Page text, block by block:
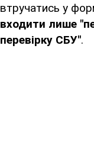
втручатись у
входити лише
перевірку СБУ".